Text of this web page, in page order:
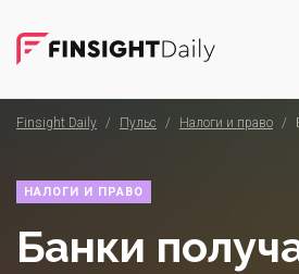
Finsight Daily / Пульс / Налоги и право /
НАЛОГИ И ПРАВО
Банки